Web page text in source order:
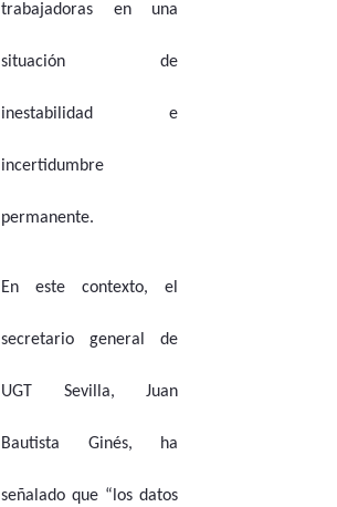
trabajadoras en una
situación de
inestabilidad e
incertidumbre
permanente.
En este contexto, el
secretario general de
UGT Sevilla, Juan
Bautista Ginés, ha
señalado que “los datos